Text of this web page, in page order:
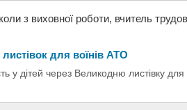
з виховної роботи, вчитель
для воїнів АТО
у дітей через Великодню листівку